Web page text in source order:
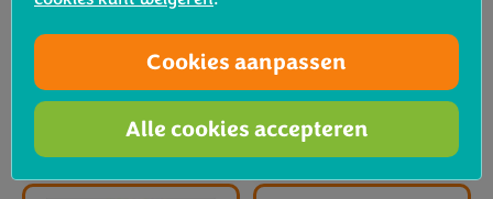
Cookies aanpassen
Alle cookies accepteren